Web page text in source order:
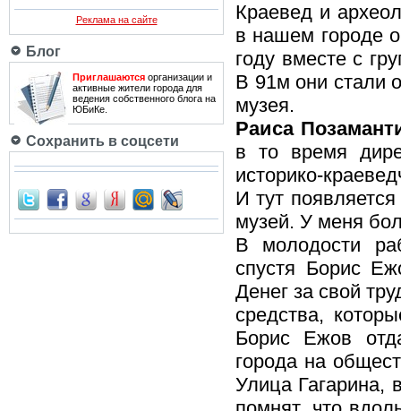
Реклама на сайте
Блог
Приглашаются организации и
активные жители города для
ведения собственного блога на
ЮБиКе.
Сохранить в соцсети
Краевед и
в нашем городе
году вместе с
В 91м они стали
музея.
Раиса
в то время
историко-
И тут
музей. У меня
В молодости
спустя Борис
Денег за свой
средства,
Борис Ежов
города на
Улица Гагарина,